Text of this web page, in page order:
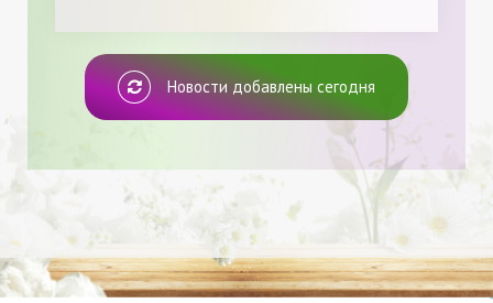
Новости добавлены сегодня